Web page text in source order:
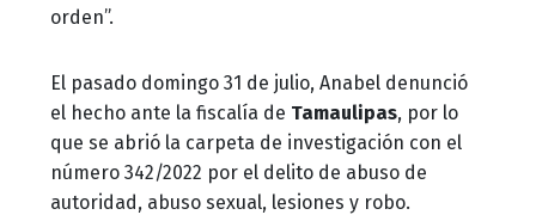
orden”.
El pasado domingo 31 de julio, Anabel denunció
el hecho ante la fiscalía de Tamaulipas, por lo
que se abrió la carpeta de investigación con el
número 342/2022 por el delito de abuso de
autoridad, abuso sexual, lesiones y robo.